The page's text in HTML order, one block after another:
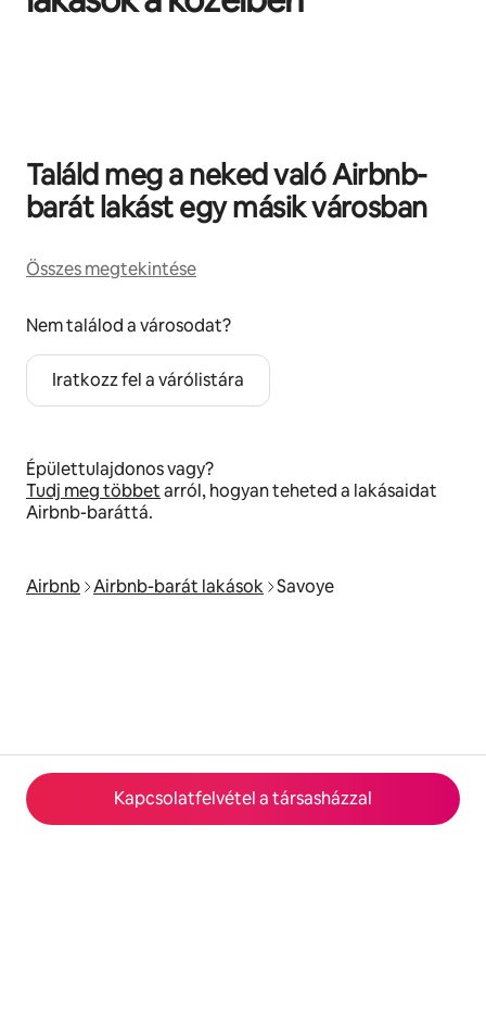
Kapcsolatfelvétel a társasházzal
Találd meg a neked való Airbnb-
barát lakást egy másik városban
Összes megtekintése
Nem találod a városodat?
Iratkozz fel a várólistára
Épülettulajdonos vagy?
Tudj meg többetarról, hogyan teheted a lakásaidat
Airbnb-baráttá.
Airbnb Airbnb-barát lakások Savoye